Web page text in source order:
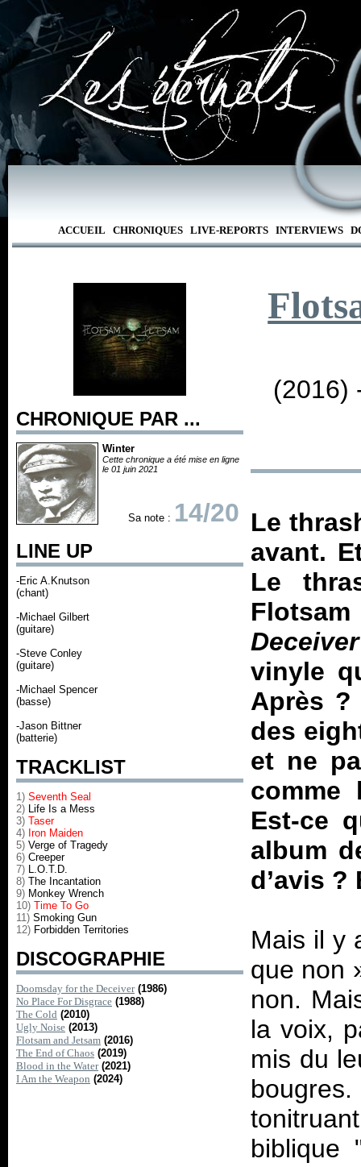
ACCUEIL CHRONIQUES LIVE-REPORTS INTERVIEWS
CHRONIQUE PAR ...
Winter
Cette chronique a été mise en ligne
le 01 juin 2021
Sa note : 14/20
LINE UP
-Eric A.Knutson
(chant)
-Michael Gilbert
(guitare)
-Steve Conley
(guitare)
-Michael Spencer
(basse)
-Jason Bittner
(batterie)
TRACKLIST
1) Seventh Seal
2) Life Is a Mess
3) Taser
4) Iron Maiden
5) Verge of Tragedy
6) Creeper
7) L.O.T.D.
8) The Incantation
9) Monkey Wrench
10) Time To Go
11) Smoking Gun
12) Forbidden Territories
DISCOGRAPHIE
Doomsday for the Deceiver (1986)
No Place For Disgrace (1988)
The Cold (2010)
Ugly Noise (2013)
Flotsam and Jetsam (2016)
The End of Chaos (2019)
Blood in the Water (2021)
I Am the Weapon (2024)
(2016)
Le
avant.
Le
Deceiver
vinyle
Après ?
des
et ne
Est-ce
album
d’avis
Mais il y
que non
non.
la voix,
mis du
biblique